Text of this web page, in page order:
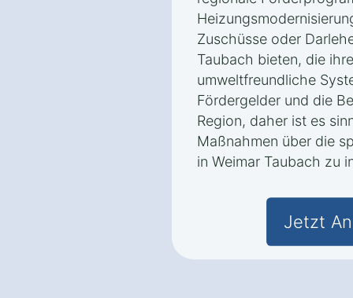
Zuschüsse oder
Taubach bieten, die
umweltfreundliche
Fördergelder und die
Region, daher ist es
Maßnahmen über die
in Weimar Taubach zu
Jetzt